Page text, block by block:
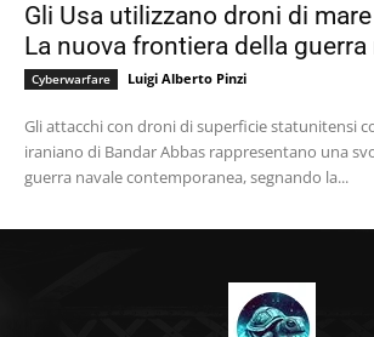
Gli Usa utilizzano droni di
La nuova frontiera della guerra
Cyberwarfare Luigi Alberto Pinzi
Gli attacchi con droni di superficie statunitensi
iraniano di Bandar Abbas rappresentano una
guerra navale contemporanea, segnando la...